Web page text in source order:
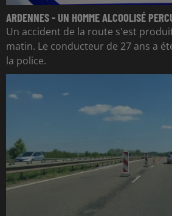
ARDENNES - UN HOMME ALCOOLISÉ
Un accident de la route s'est
matin. Le conducteur de 27 ans a
la police.